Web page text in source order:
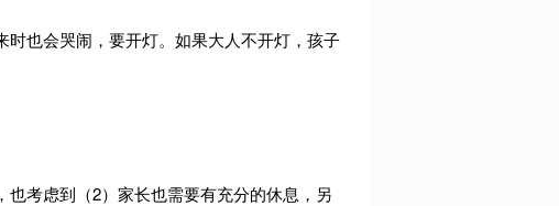
也会哭闹，要开灯。如果大人不开灯，孩子
考虑到（2）家长也需要有充分的休息，另